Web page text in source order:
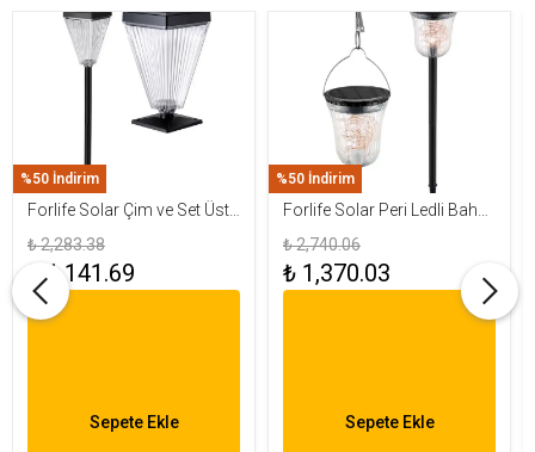
%50 İndirim
Forlife Solar Çim ve Set Üstü
Armatür 15W FL-3283
₺ 2,283.38
₺ 1,141.69
Sepete Ekle
%50 İndirim
Forlife Solar Peri Ledli Bahçe
Aydınlatma Armatürü FL-
3284
₺ 2,740.06
₺ 1,370.03
Sepete Ekle